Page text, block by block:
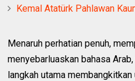
Kemal Atatürk Pahlawan
Menaruh perhatian penuh,
menyebarluaskan bahasa
langkah utama